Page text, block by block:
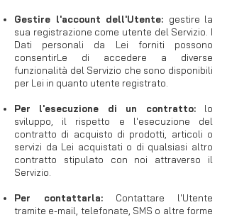
Gestire l'account dell'Utente: gestire la
sua registrazione come utente del Servizio. I
Dati personali da Lei forniti possono
consentirLe di accedere a diverse
funzionalità del Servizio che sono disponibili
per Lei in quanto utente registrato.
Per l'esecuzione di un contratto: lo
sviluppo, il rispetto e l'esecuzione del
contratto di acquisto di prodotti, articoli o
servizi da Lei acquistati o di qualsiasi altro
contratto stipulato con noi attraverso il
Servizio.
Per contattarla: Contattare l'Utente
tramite e-mail, telefonate, SMS o altre forme